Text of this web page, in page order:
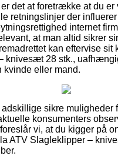
det at foretrække at du er
retningslinjer der
internet
at man altid sikrer
kan eftervise sit
knivesæt 28 stk.,
kvinde eller mand.
adskillige sikre muligheder
konsumenters
vi, at du kigger på
ATV Slagleklipper –